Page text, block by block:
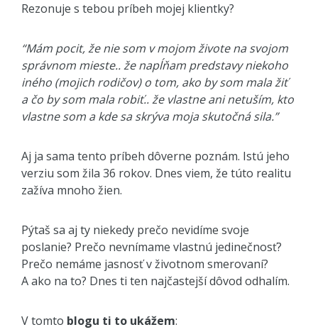
Rezonuje s tebou príbeh mojej klientky?
“Mám pocit, že nie som v mojom živote na svojom
správnom mieste.. že napĺňam predstavy niekoho
iného (mojich rodičov) o tom, ako by som mala žiť
a čo by som mala robiť.. že vlastne ani netuším, kto
vlastne som a kde sa skrýva moja skutočná sila.”
Aj ja sama tento príbeh dôverne poznám. Istú jeho
verziu som žila 36 rokov. Dnes viem, že túto realitu
zažíva mnoho žien.
Pýtaš sa aj ty niekedy prečo nevidíme svoje
poslanie? Prečo nevnímame vlastnú jedinečnosť?
Prečo nemáme jasnosť v životnom smerovaní?
A ako na to? Dnes ti ten najčastejší dôvod odhalím.
V tomto blogu ti to ukážem: